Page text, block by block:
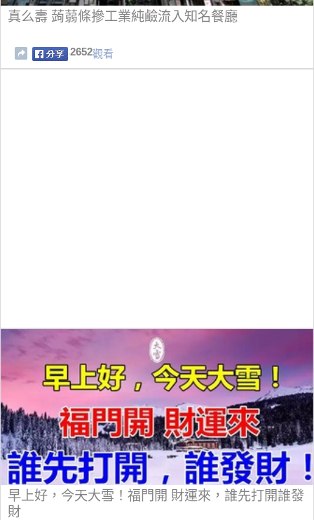
真么壽 蒟蒻條摻工業純鹼流入知名餐廳
2652觀看
早上好，今天大雪！福門開 財運來，誰先打開誰發
財